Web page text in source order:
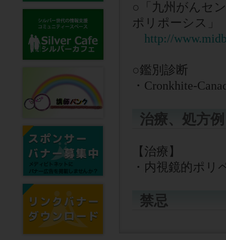
○
「九州がん
ポリポーシス」
http://
○鑑別診断
・Cronkhite-
治療、処方例
【治療】
・内視鏡的ポ
禁忌